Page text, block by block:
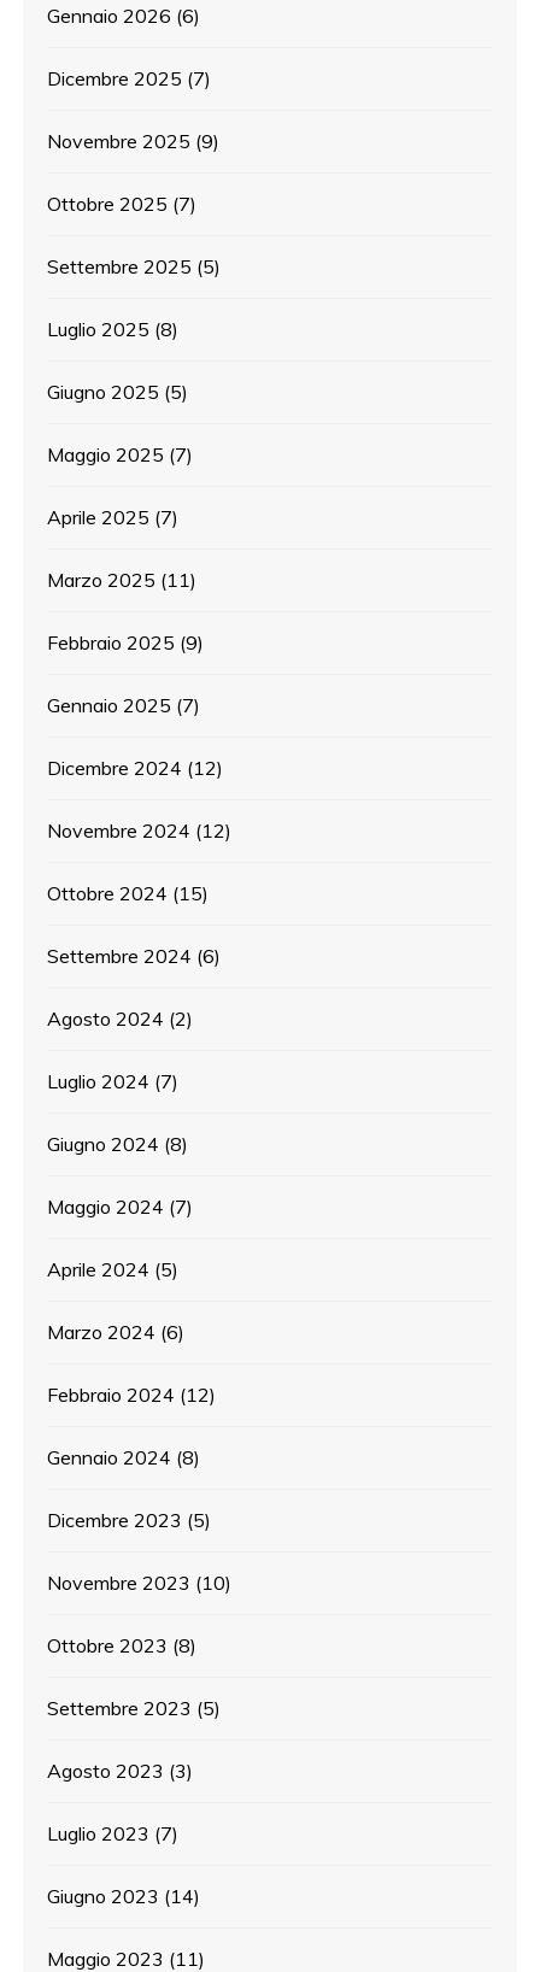
Gennaio 2026 (6)
Dicembre 2025 (7)
Novembre 2025 (9)
Ottobre 2025 (7)
Settembre 2025 (5)
Luglio 2025 (8)
Giugno 2025 (5)
Maggio 2025 (7)
Aprile 2025 (7)
Marzo 2025 (11)
Febbraio 2025 (9)
Gennaio 2025 (7)
Dicembre 2024 (12)
Novembre 2024 (12)
Ottobre 2024 (15)
Settembre 2024 (6)
Agosto 2024 (2)
Luglio 2024 (7)
Giugno 2024 (8)
Maggio 2024 (7)
Aprile 2024 (5)
Marzo 2024 (6)
Febbraio 2024 (12)
Gennaio 2024 (8)
Dicembre 2023 (5)
Novembre 2023 (10)
Ottobre 2023 (8)
Settembre 2023 (5)
Agosto 2023 (3)
Luglio 2023 (7)
Giugno 2023 (14)
Maggio 2023 (11)